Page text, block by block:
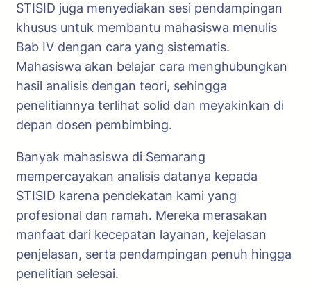
STISID juga menyediakan sesi pendampingan
khusus untuk membantu mahasiswa menulis
Bab IV dengan cara yang sistematis.
Mahasiswa akan belajar cara menghubungkan
hasil analisis dengan teori, sehingga
penelitiannya terlihat solid dan meyakinkan di
depan dosen pembimbing.
Banyak mahasiswa di Semarang
mempercayakan analisis datanya kepada
STISID karena pendekatan kami yang
profesional dan ramah. Mereka merasakan
manfaat dari kecepatan layanan, kejelasan
penjelasan, serta pendampingan penuh hingga
penelitian selesai.